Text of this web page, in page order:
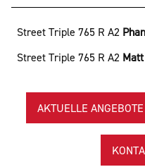
Street Triple 765 R A2
Street Triple 765 R A2
AKTUELLE ANGEBOTE